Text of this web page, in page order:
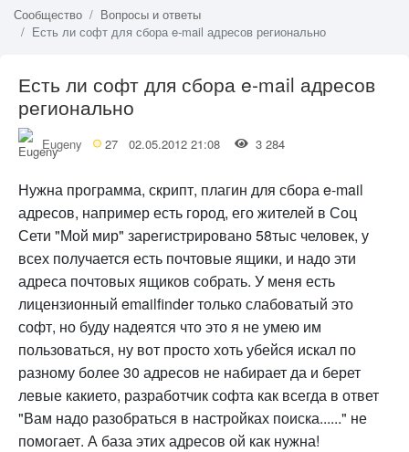
Сообщество
Вопросы и ответы
Есть ли софт для сбора e-mail адресов регионально
Есть ли софт для сбора e-mail адресов
регионально
Eugeny 27 02.05.2012 21:08 3 284
Нужна программа, скрипт, плагин для сбора e-mail
адресов, например есть город, его жителей в Соц
Сети "Мой мир" зарегистрировано 58тыс человек, у
всех получается есть почтовые ящики, и надо эти
адреса почтовых ящиков собрать. У меня есть
лицензионный emailfinder только слабоватый это
софт, но буду надеятся что это я не умею им
пользоваться, ну вот просто хоть убейся искал по
разному более 30 адресов не набирает да и берет
левые какието, разработчик софта как всегда в ответ
"Вам надо разобраться в настройках поиска......" не
помогает. А база этих адресов ой как нужна!